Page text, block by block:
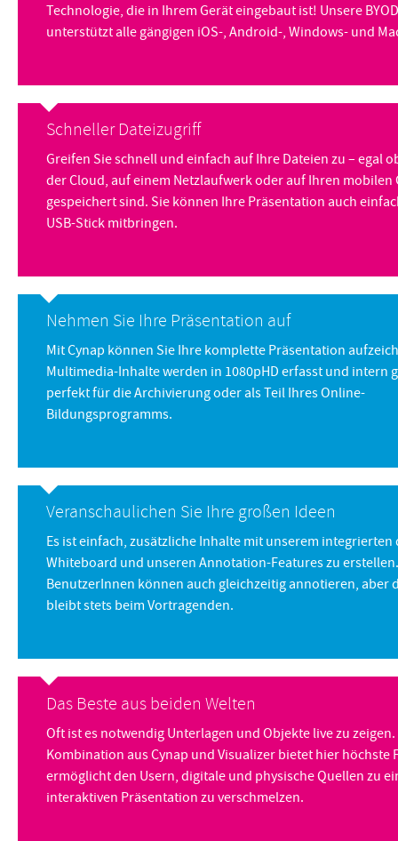
Technologie, die in Ihrem Gerät eingebaut ist! Unsere
unterstützt alle gängigen iOS-, Android-, Windows- und
Schneller Dateizugriff
Greifen Sie schnell und einfach auf Ihre Dateien zu – egal
der Cloud, auf einem Netzlaufwerk oder auf Ihren mobilen
gespeichert sind. Sie können Ihre Präsentation auch
USB-Stick mitbringen.
Nehmen Sie Ihre Präsentation auf
Mit Cynap können Sie Ihre komplette Präsentation
Multimedia-Inhalte werden in 1080pHD erfasst und intern
perfekt für die Archivierung oder als Teil Ihres Online-
Bildungsprogramms.
Veranschaulichen Sie Ihre großen Ideen
Es ist einfach, zusätzliche Inhalte mit unserem integrierten
Whiteboard und unseren Annotation-Features zu
BenutzerInnen können auch gleichzeitig annotieren, aber
bleibt stets beim Vortragenden.
Das Beste aus beiden Welten
Oft ist es notwendig Unterlagen und Objekte live zu zeigen.
Kombination aus Cynap und Visualizer bietet hier höchste
ermöglicht den Usern, digitale und physische Quellen zu
interaktiven Präsentation zu verschmelzen.